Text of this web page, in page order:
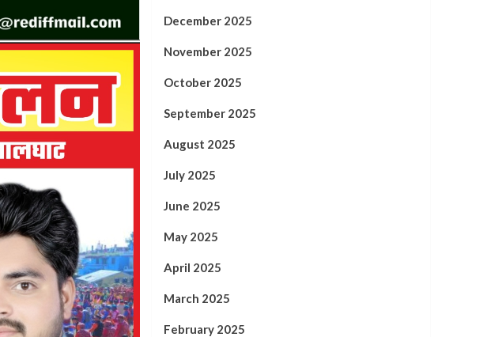
December 2025
November 2025
October 2025
September 2025
August 2025
July 2025
June 2025
May 2025
April 2025
March 2025
February 2025